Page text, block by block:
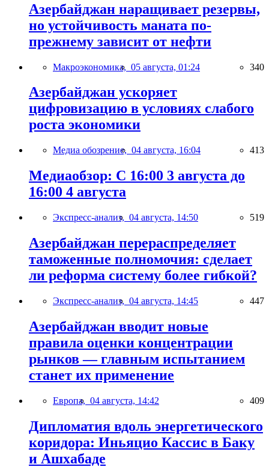
Азербайджан наращивает резервы,
но устойчивость маната по-
прежнему зависит от нефти
Макроэкономика, 05 августа, 01:24 340
Азербайджан ускоряет
цифровизацию в условиях слабого
роста экономики
Медиа обозрение, 04 августа, 16:04 413
Медиаобзор: С 16:00 3 августа до
16:00 4 августа
Экспресс-анализ, 04 августа, 14:50 519
Азербайджан перераспределяет
таможенные полномочия: сделает
ли реформа систему более гибкой?
Экспресс-анализ, 04 августа, 14:45 447
Азербайджан вводит новые
правила оценки концентрации
рынков — главным испытанием
станет их применение
Европа, 04 августа, 14:42 409
Дипломатия вдоль энергетического
коридора: Иньяцио Кассис в Баку
и Ашхабаде